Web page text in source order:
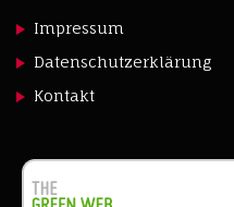
Impressum
Datenschutzerklärung
Kontakt